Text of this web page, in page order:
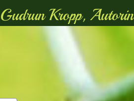
Gudrun Kropp, Autorin